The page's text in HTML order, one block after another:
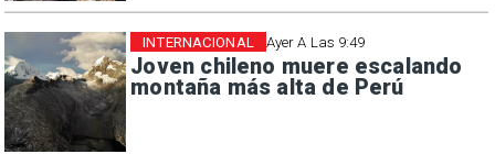
Ayer A Las 9:49
Joven chileno muere escalando
montaña más alta de Perú
INTERNACIONAL